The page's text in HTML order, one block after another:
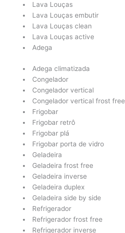
Lava Louças
Lava Louças embutir
Lava Louças clean
Lava Louças active
Adega
Adega climatizada
Congelador
Congelador vertical
Congelador vertical frost free
Frigobar
Frigobar retrô
Frigobar plá
Frigobar porta de vidro
Geladeira
Geladeira frost free
Geladeira inverse
Geladeira duplex
Geladeira side by side
Refrigerador
Refrigerador frost free
Refrigerador inverse